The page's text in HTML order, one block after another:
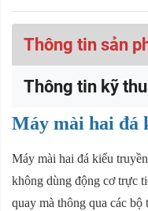
Thông tin sản
Thông tin kỹ
Máy mài hai đá
Máy mài hai đá kiểu
không dùng động cơ trực
quay mà thông qua các